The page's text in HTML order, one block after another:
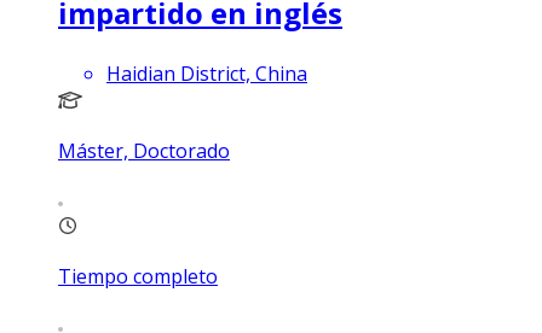
impartido en inglés
Haidian District, China
Máster, Doctorado
Tiempo completo